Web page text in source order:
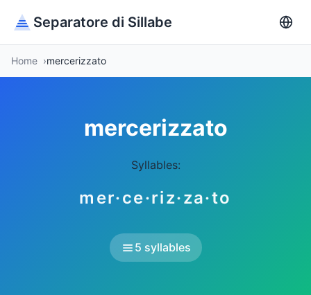
Separatore di Sillabe
Home mercerizzato
mercerizzato
Syllables:
mer·ce·riz·za·to
5 syllables